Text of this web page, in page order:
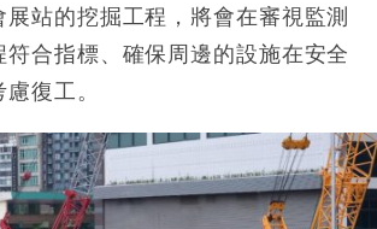
界K11 9月升級會員制度 增鉑金卡級別鎖
群
6月零售額連升14個月 珠寶鐘錶銷售升勢
重啟最多10億美元回購 派息比率目標維持
站的挖掘工程，將會在審視監測
符合指標、確保周邊的設施在安全
復工。